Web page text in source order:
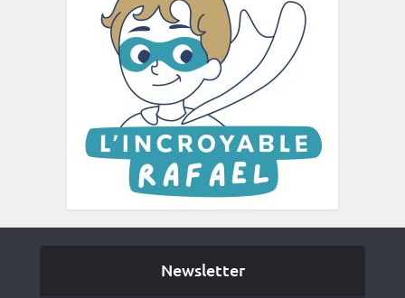
Newsletter